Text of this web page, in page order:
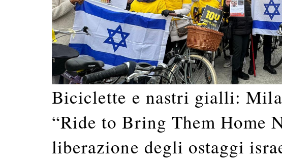
Biciclette e nastri gialli:
“Ride to Bring Them Home
liberazione degli ostaggi